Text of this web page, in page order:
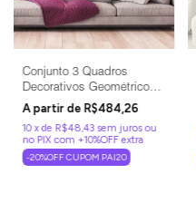
Conjunto 3 Quadros
Decorativos Geométricos
Clean
R$484,26
10 xde R$48,43 sem juros
-20%OFF CUPOM PAI20